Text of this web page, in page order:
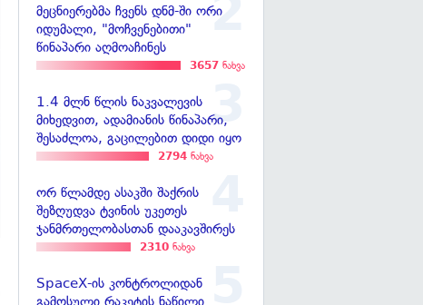
მეცნიერებმა ჩვენს დნმ-ში ორი
იდუმალი, "მოჩვენებითი"
წინაპარი აღმოაჩინეს
3657 ნახვა
1.4 მლნ წლის ნაკვალევის
მიხედვით, ადამიანის წინაპარი,
შესაძლოა, გაცილებით დიდი იყო
2794 ნახვა
ორ წლამდე ასაკში შაქრის
შეზღუდვა ტვინის უკეთეს
ჯანმრთელობასთან დააკავშირეს
2310 ნახვა
SpaceX-ის კონტროლიდან
გამოსული რაკეტის ნაწილი